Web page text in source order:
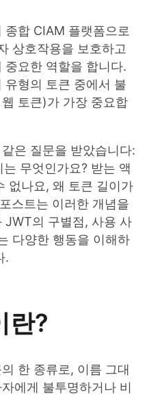
합 CIAM 플랫폼으로
상호작용을 보호하고
중요한 역할을 합니다.
유형의 토큰 중에서 불
토큰)가 가장 중요합
은 질문을 받았습니다:
무엇인가요? 받는 액
없나요, 왜 토큰 길이가
스트는 이러한 개념을
JWT의 구별점, 사용 사
다양한 행동을 이해하
.
란?
한 종류로, 이름 그대
에게 불투명하거나 비